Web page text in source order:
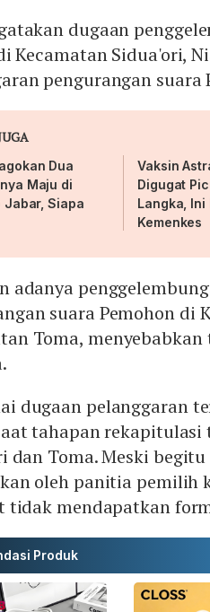
dugaan
Kecamatan Sidua'ori,
pengurangan
Dua
Maju di
Jabar, Siapa
Vaksin
Digugat
Langka, Ini
Kemenkes
adanya
suara Pemohon di
Toma,
dugaan pelanggaran
tahapan
dan Toma. Meski
oleh panitia pemilih
tidak mendapatkan
Produk